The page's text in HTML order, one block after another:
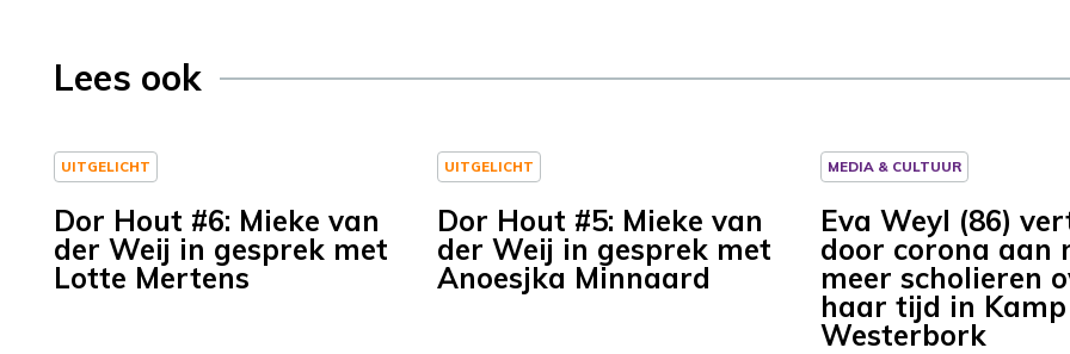
Lees ook
UITGELICHT
Dor Hout #6: Mieke van
der Weij in gesprek met
Lotte Mertens
UITGELICHT
Dor Hout #5: Mieke van
der Weij in gesprek met
Anoesjka Minnaard
MEDIA & CULTUUR
Eva Weyl (86)
door corona aan
meer scholieren
haar tijd in Kamp
Westerbork